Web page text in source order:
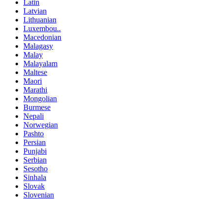
Latin
Latvian
Lithuanian
Luxembou..
Macedonian
Malagasy
Malay
Malayalam
Maltese
Maori
Marathi
Mongolian
Burmese
Nepali
Norwegian
Pashto
Persian
Punjabi
Serbian
Sesotho
Sinhala
Slovak
Slovenian